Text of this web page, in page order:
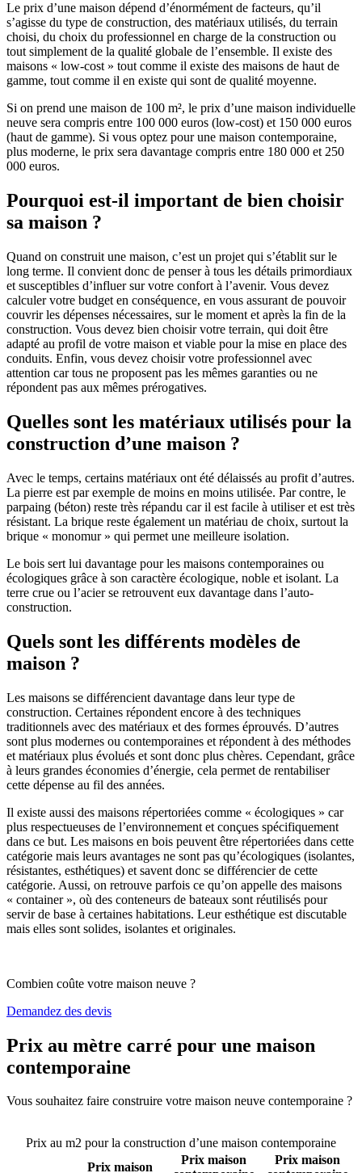
Le prix d’une maison dépend d’énormément de facteurs, qu’il
s’agisse du type de construction, des matériaux utilisés, du terrain
choisi, du choix du professionnel en charge de la construction ou
tout simplement de la qualité globale de l’ensemble. Il existe des
maisons « low-cost » tout comme il existe des maisons de haut de
gamme, tout comme il en existe qui sont de qualité moyenne.
Si on prend une maison de 100 m², le prix d’une maison individuelle
neuve sera compris entre 100 000 euros (low-cost) et 150 000 euros
(haut de gamme). Si vous optez pour une maison contemporaine,
plus moderne, le prix sera davantage compris entre 180 000 et 250
000 euros.
Pourquoi est-il important de bien choisir
sa maison ?
Quand on construit une maison, c’est un projet qui s’établit sur le
long terme. Il convient donc de penser à tous les détails primordiaux
et susceptibles d’influer sur votre confort à l’avenir. Vous devez
calculer votre budget en conséquence, en vous assurant de pouvoir
couvrir les dépenses nécessaires, sur le moment et après la fin de la
construction. Vous devez bien choisir votre terrain, qui doit être
adapté au profil de votre maison et viable pour la mise en place des
conduits. Enfin, vous devez choisir votre professionnel avec
attention car tous ne proposent pas les mêmes garanties ou ne
répondent pas aux mêmes prérogatives.
Quelles sont les matériaux utilisés pour la
construction d’une maison ?
Avec le temps, certains matériaux ont été délaissés au profit d’autres.
La pierre est par exemple de moins en moins utilisée. Par contre, le
parpaing (béton) reste très répandu car il est facile à utiliser et est très
résistant. La brique reste également un matériau de choix, surtout la
brique « monomur » qui permet une meilleure isolation.
Le bois sert lui davantage pour les maisons contemporaines ou
écologiques grâce à son caractère écologique, noble et isolant. La
terre crue ou l’acier se retrouvent eux davantage dans l’auto-
construction.
Quels sont les différents modèles de
maison ?
Les maisons se différencient davantage dans leur type de
construction. Certaines répondent encore à des techniques
traditionnels avec des matériaux et des formes éprouvés. D’autres
sont plus modernes ou contemporaines et répondent à des méthodes
et matériaux plus évolués et sont donc plus chères. Cependant, grâce
à leurs grandes économies d’énergie, cela permet de rentabiliser
cette dépense au fil des années.
Il existe aussi des maisons répertoriées comme « écologiques » car
plus respectueuses de l’environnement et conçues spécifiquement
dans ce but. Les maisons en bois peuvent être répertoriées dans cette
catégorie mais leurs avantages ne sont pas qu’écologiques (isolantes,
résistantes, esthétiques) et savent donc se différencier de cette
catégorie. Aussi, on retrouve parfois ce qu’on appelle des maisons
« container », où des conteneurs de bateaux sont réutilisés pour
servir de base à certaines habitations. Leur esthétique est discutable
mais elles sont solides, isolantes et originales.
Combien coûte votre maison neuve ?
Demandez des devis
Prix au mètre carré pour une maison
contemporaine
Vous souhaitez faire construire votre maison neuve contemporaine ?
Prix au m2 pour la construction d’une maison contemporaine
Prix maison
Prix maison
Prix maison